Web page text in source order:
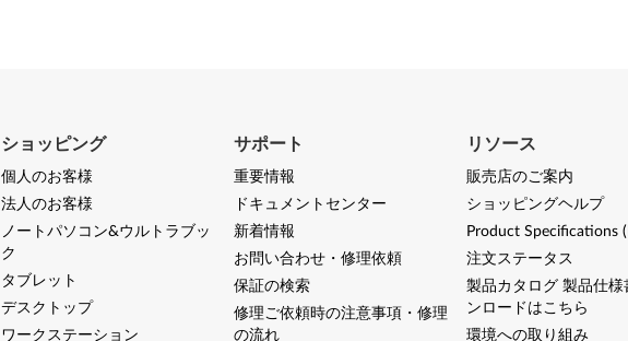
ショッピング
個人のお客様
法人のお客様
ノートパソコン&ウルトラブッ
ク
タブレット
デスクトップ
ワークステーション
サポート
重要情報
ドキュメントセンター
新着情報
お問い合わせ・修理依頼
保証の検索
修理ご依頼時の注意事項・修理
の流れ
リソース
販売店のご案内
ショッピングヘルプ
Product Specifications
注文ステータス
製品カタログ 製品仕様
ンロードはこちら
環境への取り組み